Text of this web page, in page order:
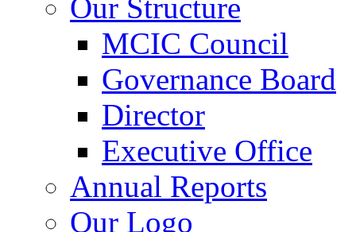
Our Structure
MCIC Council
Governance Board
Director
Executive Office
Annual Reports
Our Logo